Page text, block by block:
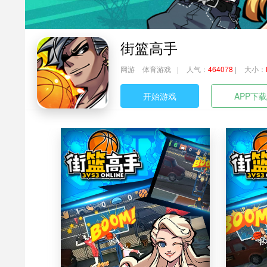
街篮高手
网游 体育游戏 | 人气： 464078 | 大小：
开始游戏 APP下载